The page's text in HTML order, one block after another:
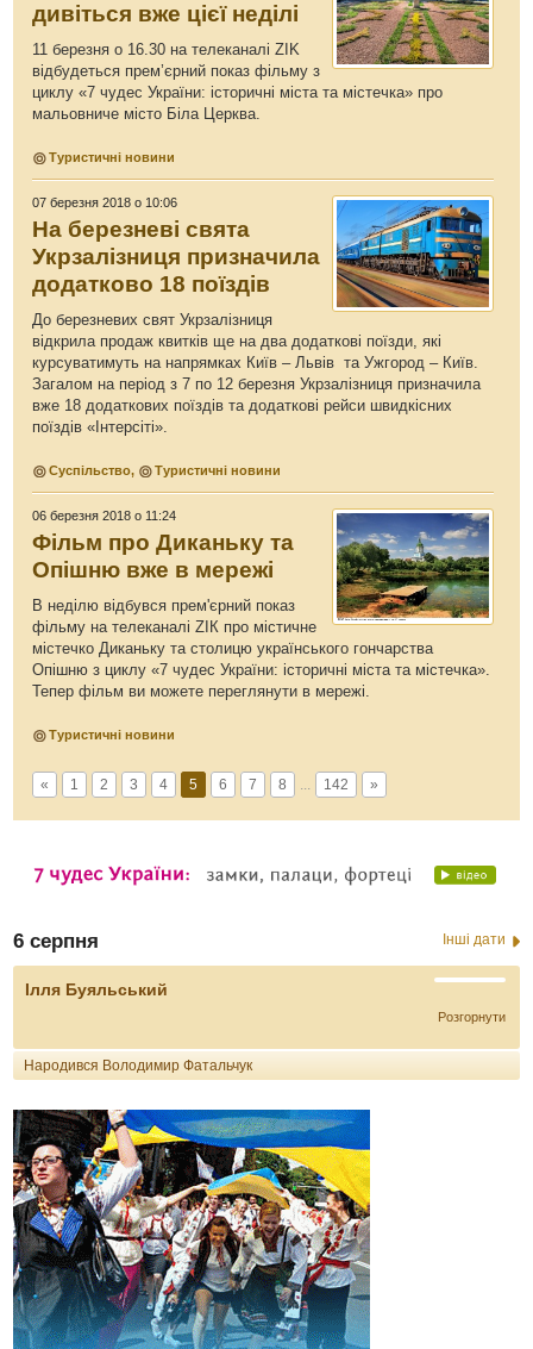
дивіться вже цієї неділі
11 березня о 16.30 на телеканалі ZIK
відбудеться прем’єрний показ фільму з
циклу «7 чудес України: історичні міста та містечка» про
мальовниче місто Біла Церква.
Туристичні новини
07 березня 2018 о 10:06
На березневі свята
Укрзалізниця призначила
додатково 18 поїздів
До березневих свят Укрзалізниця
відкрила продаж квитків ще на два додаткові поїзди, які
курсуватимуть на напрямках Київ – Львів та Ужгород – Київ.
Загалом на період з 7 по 12 березня Укрзалізниця призначила
вже 18 додаткових поїздів та додаткові рейси швидкісних
поїздів «Інтерсіті».
Суспільство, Туристичні новини
06 березня 2018 о 11:24
Фільм про Диканьку та
Опішню вже в мережі
В неділю відбувся прем'єрний показ
фільму на телеканалі ZIК про містичне
містечко Диканьку та столицю українського гончарства
Опішню з циклу «7 чудес України: історичні міста та містечка».
Тепер фільм ви можете переглянути в мережі.
Туристичні новини
« 1 2 3 4 5 6 7 8 ... 142 »
6 серпня Інші дати
Ілля Буяльський
Розгорнути
Народився Володимир Фатальчук